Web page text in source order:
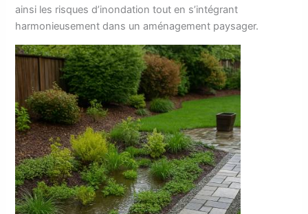
ainsi les risques d’inondation tout en s’intégrant
harmonieusement dans un aménagement paysager.